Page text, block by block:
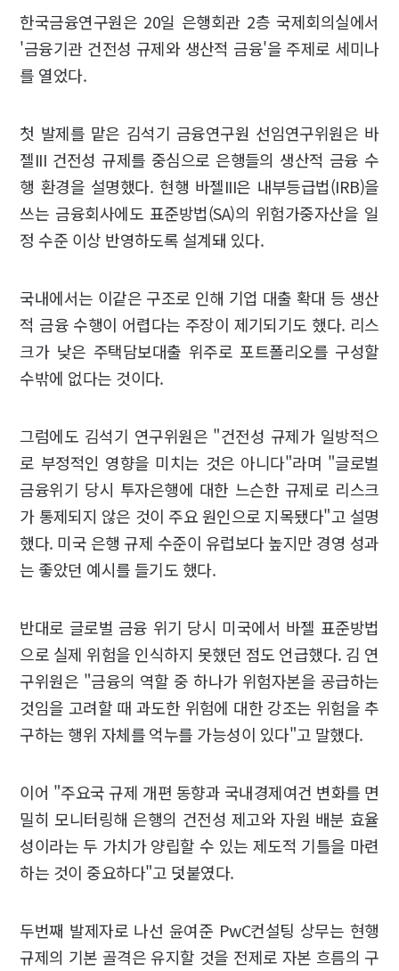
한국금융연구원은 20일 은행회관 2층 국제회의실에서
'금융기관 건전성 규제와 생산적 금융'을 주제로 세미나
를 열었다.
첫 발제를 맡은 김석기 금융연구원 선임연구위원은 바
젤III 건전성 규제를 중심으로 은행들의 생산적 금융 수
행 환경을 설명했다. 현행 바젤III은 내부등급법(IRB)을
쓰는 금융회사에도 표준방법(SA)의 위험가중자산을 일
정 수준 이상 반영하도록 설계돼 있다.
국내에서는 이같은 구조로 인해 기업 대출 확대 등 생산
적 금융 수행이 어렵다는 주장이 제기되기도 했다. 리스
크가 낮은 주택담보대출 위주로 포트폴리오를 구성할
수밖에 없다는 것이다.
그럼에도 김석기 연구위원은 "건전성 규제가 일방적으
로 부정적인 영향을 미치는 것은 아니다"라며 "글로벌
금융위기 당시 투자은행에 대한 느슨한 규제로 리스크
가 통제되지 않은 것이 주요 원인으로 지목됐다"고 설명
했다. 미국 은행 규제 수준이 유럽보다 높지만 경영 성과
는 좋았던 예시를 들기도 했다.
반대로 글로벌 금융 위기 당시 미국에서 바젤 표준방법
으로 실제 위험을 인식하지 못했던 점도 언급했다. 김 연
구위원은 "금융의 역할 중 하나가 위험자본을 공급하는
것임을 고려할 때 과도한 위험에 대한 강조는 위험을 추
구하는 행위 자체를 억누를 가능성이 있다"고 말했다.
이어 "주요국 규제 개편 동향과 국내경제여건 변화를 면
밀히 모니터링해 은행의 건전성 제고와 자원 배분 효율
성이라는 두 가치가 양립할 수 있는 제도적 기틀을 마련
하는 것이 중요하다"고 덧붙였다.
두번째 발제자로 나선 윤여준 PwC컨설팅 상무는 현행
규제의 기본 골격은 유지할 것을 전제로 자본 흐름의 구